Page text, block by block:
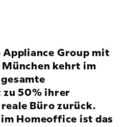
Appliance Group mit
kehrt im
50% ihrer
Büro zurück.
Homeoffice ist das